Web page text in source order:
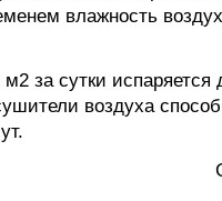
влажность
м2 за сутки
воздуха